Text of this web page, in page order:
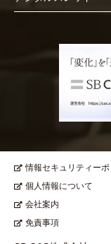
情報セキュリティーポ
個人情報について
会社案内
免責事項